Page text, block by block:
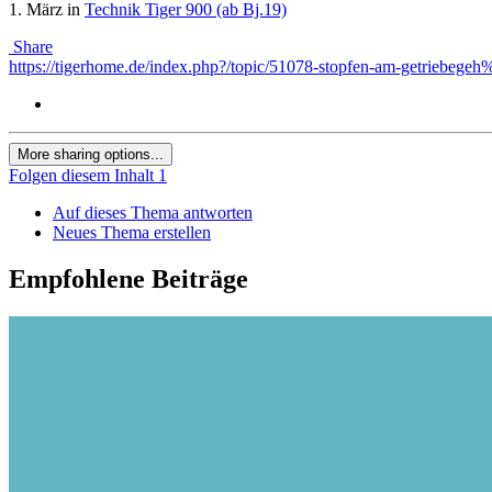
1. März in Technik Tiger 900 (ab Bj.19)
Share
https://tigerhome.de/index.php?/topic/51078-stopfen-am-
More sharing options...
Folgen diesem Inhalt 1
Auf dieses Thema antworten
Neues Thema erstellen
Empfohlene Beiträge